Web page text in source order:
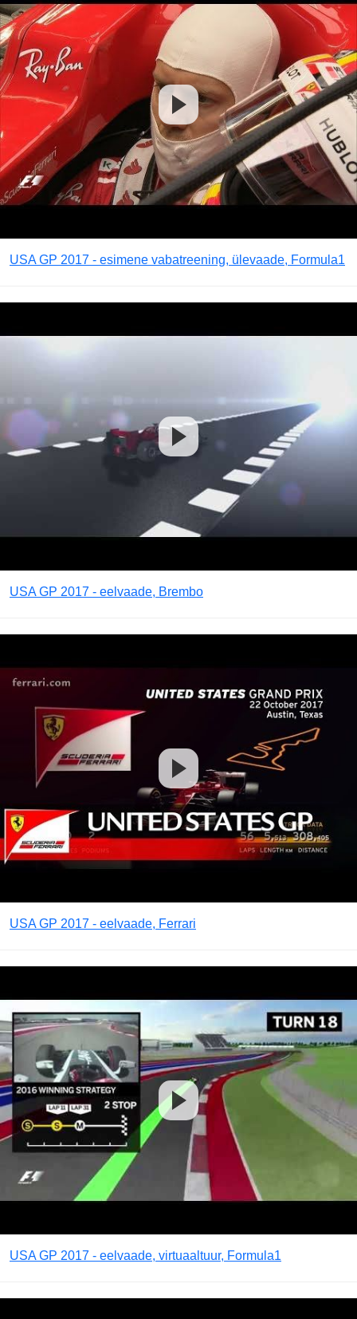
USA GP 2017 - esimene vabatreening, ülevaade, Formula1
USA GP 2017 - eelvaade, Brembo
USA GP 2017 - eelvaade, Ferrari
USA GP 2017 - eelvaade, virtuaaltuur, Formula1